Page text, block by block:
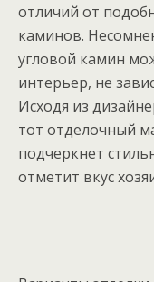
отличий от
каминов.
угловой камин
интерьер, не
Исходя из
тот отделочный
подчеркнет
отметит вкус